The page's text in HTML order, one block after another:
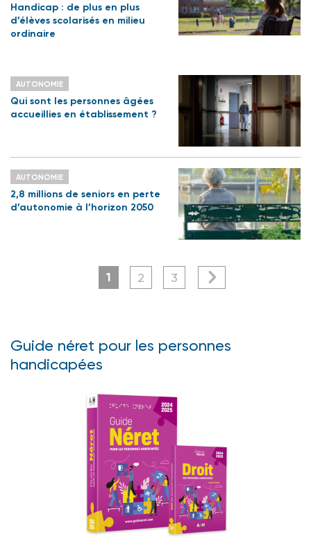
Handicap : de plus en plus
d’élèves scolarisés en milieu
ordinaire
AUTONOMIE
Qui sont les personnes âgées
accueillies en établissement ?
AUTONOMIE
2,8 millions de seniors en perte
d’autonomie à l’horizon 2050
1 2 3
Guide néret pour les personnes
handicapées